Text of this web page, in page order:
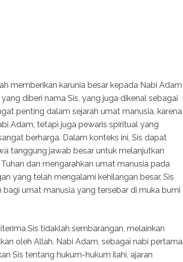
memberikan karunia besar kepada Nabi Adam
diberi nama Sis, yang juga dikenal sebagai
penting dalam sejarah umat manusia, karena
Adam, tetapi juga pewaris spiritual yang
berharga. Dalam konteks ini, Sis dapat
tanggung jawab besar untuk melanjutkan
dan mengarahkan umat manusia pada
yang telah mengalami kehilangan besar, Sis
umat manusia yang tersebar di muka bumi
Sis tidaklah sembarangan, melainkan
oleh Allah. Nabi Adam, sebagai nabi pertama
Sis tentang hukum-hukum ilahi, ajaran